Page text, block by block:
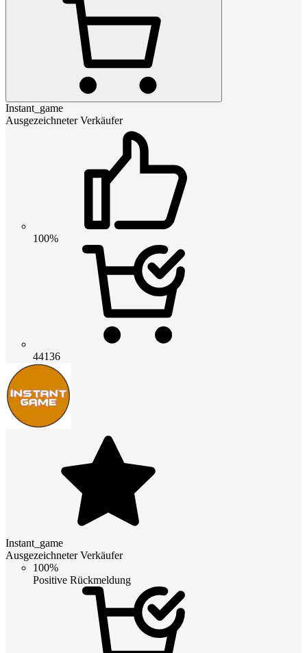
Instant_game
Ausgezeichneter Verkäufer
100%
44136
Instant_game
Ausgezeichneter Verkäufer
100%
Positive Rückmeldung